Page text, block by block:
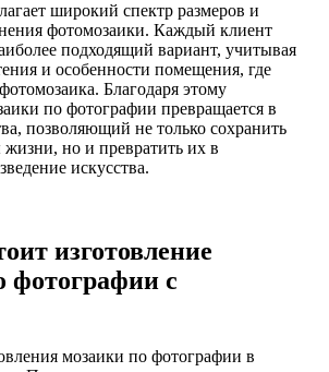
широкий спектр размеров и
фотомозаики. Каждый клиент
подходящий вариант, учитывая
и особенности помещения, где
Благодаря этому
по фотографии превращается в
позволяющий не только сохранить
но и превратить их в
искусства.
изготовление
фотографии с
мозаики по фотографии в